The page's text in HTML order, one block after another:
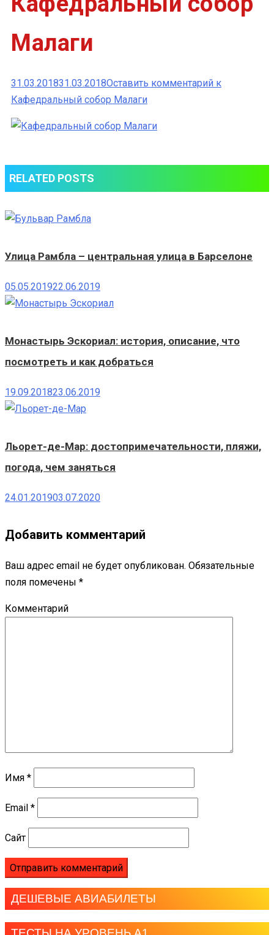
Малаги
31.03.201831.03.2018Оставить комментарий к
Кафедральный собор Малаги
RELATED POSTS
Улица Рамбла – центральная улица в Барселоне
05.05.201922.06.2019
Монастырь Эскориал: история, описание, что
посмотреть и как добраться
19.09.201823.06.2019
Льорет-де-Мар: достопримечательности, пляжи,
погода, чем заняться
24.01.201903.07.2020
Добавить комментарий
Ваш адрес email не будет опубликован. Обязательные
поля помечены *
Комментарий
Имя *
Email *
Сайт
ДЕШЕВЫЕ АВИАБИЛЕТЫ